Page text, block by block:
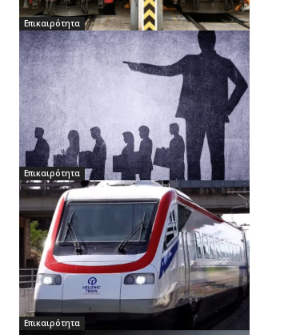
Επικαιρότητα
Επικαιρότητα
Επικαιρότητα